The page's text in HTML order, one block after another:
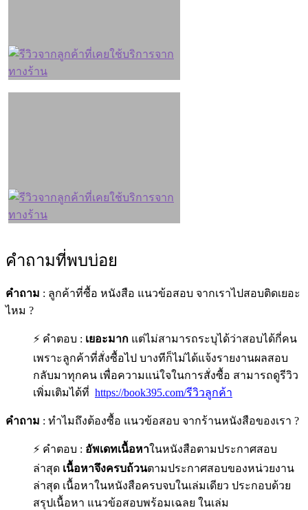
คำถามที่พบบ่อย
คำถาม : ลูกค้าที่ซื้อ หนังสือ แนวข้อสอบ จากเราไปสอบติดเยอะ
ไหม ?
⚡ คำตอบ : เยอะมาก แต่ไม่สามารถระบุได้ว่าสอบได้กี่คน
เพราะลูกค้าที่สั่งซื้อไป บางทีก็ไม่ได้แจ้งรายงานผลสอบ
กลับมาทุกคน เพื่อความแน่ใจในการสั่งซื้อ สามารถดูรีวิว
เพิ่มเติมได้ที่ https://book395.com/รีวิวลูกค้า
คำถาม : ทำไมถึงต้องซื้อ แนวข้อสอบ จากร้านหนังสือของเรา ?
⚡ คำตอบ : อัพเดทเนื้อหาในหนังสือตามประกาศสอบ
ล่าสุด เนื้อหาจึงครบถ้วนตามประกาศสอบของหน่วยงาน
ล่าสุด เนื้อหาในหนังสือครบจบในเล่มเดียว ประกอบด้วย
สรุปเนื้อหา แนวข้อสอบพร้อมเฉลย ในเล่ม